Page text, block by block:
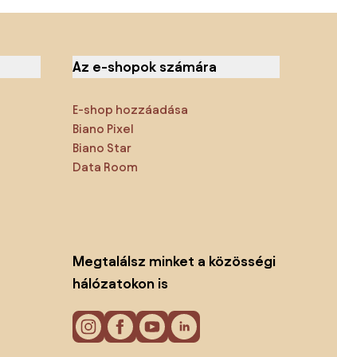
Az e-shopok számára
E-shop hozzáadása
Biano Pixel
Biano Star
Data Room
Megtalálsz minket a közösségi
hálózatokon is